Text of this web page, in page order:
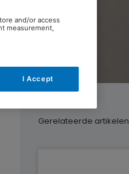
Gerelateerde artikelen
and/or access
measurement,
I Accept